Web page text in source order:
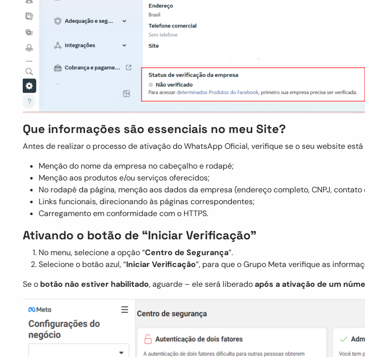
Que informações são essenciais no meu Site?
Antes de realizar o processo de ativação do WhatsApp Oficial, verifique se o seu website
Menção do nome da empresa no cabeçalho e rodapé;
Menção aos produtos e/ou serviços oferecidos;
No rodapé da página, menção aos dados da empresa (endereço completo, CNPJ,
Links funcionais, direcionando às páginas correspondentes;
Carregamento em conformidade com o HTTPS.
Ativando o botão de “Iniciar Verificação”
No menu, selecione a opção “Centro de Segurança”.
Selecione o botão azul, “Iniciar Verificação”, para que o Grupo Meta verifique as
Se o botão não estiver habilitado, aguarde – ele será liberadoapós a ativação de um